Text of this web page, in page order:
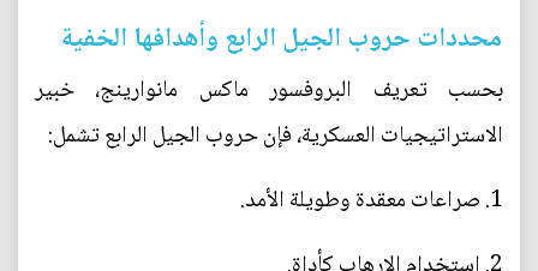
محددات حروب الجيل الرابع وأهدافها الخفية
بحسب تعريف البروفسور ماكس مانوارينج، خبير
الاستراتيجيات العسكرية، فإن حروب الجيل الرابع تشمل:
1. صراعات معقدة وطويلة الأمد.